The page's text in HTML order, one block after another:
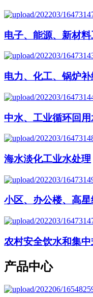
电子、能源、新材
电力、化工、锅炉
中水、工业循环回
海水淡化工业水处理
小区、办公楼、高
农村安全饮水和集
产品中心